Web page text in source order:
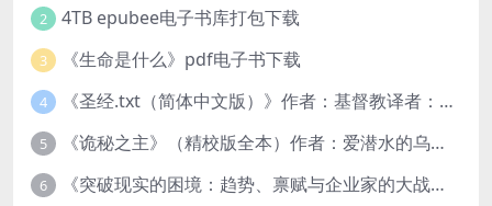
2 4TB epubee电子书库打包下载
3 《生命是什么》pdf电子书下载
4 《圣经.txt（简体中文版）》作者：基督教译者：中国基督教协会
5 《诡秘之主》（精校版全本）作者：爱潜水的乌贼txt
6 《突破现实的困境：趋势、禀赋与企业家的大战略》pdf图书下载